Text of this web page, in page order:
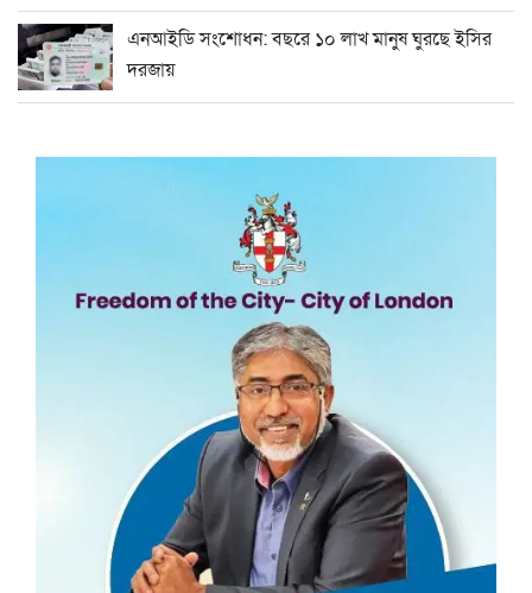
এনআইডি সংশোধন: বছরে ১০ লাখ মানুষ ঘুরছে ইসির
দরজায়